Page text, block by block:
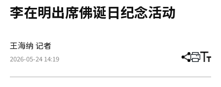
李在明出席佛诞日纪念活动
王海纳 记者
2026-05-24 14:19 分
章
打 调
小